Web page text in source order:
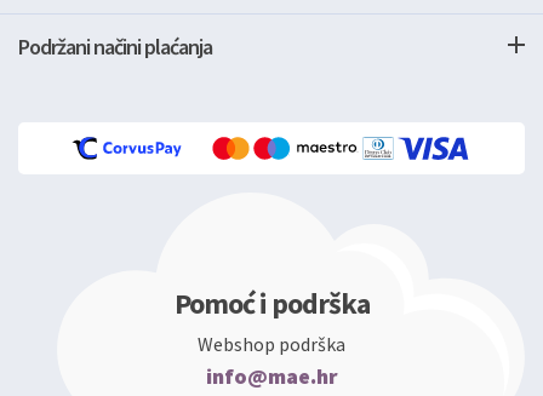
Podržani načini plaćanja
Pomoć i podrška
Webshop podrška
info@mae.hr